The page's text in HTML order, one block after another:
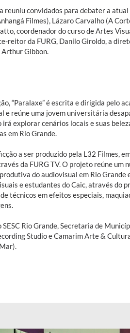
reuniu convidados para debater a
Filmes), Lázaro Carvalho (A
coordenador do curso de Artes
reitor da FURG, Danilo Giroldo, a
Gibbon.
“Paralaxe” é escrita e dirigida pelo
e reúne uma jovem universitária
explorar cenários locais e suas
em Rio Grande.
a ser produzido pela L32 Filmes,
da FURG TV. O projeto reúne um
do audiovisual em Rio Grande
e estudantes do Caic, através do
técnicos em efeitos especiais,
Rio Grande, Secretaria de
Studio e Camarim Arte &